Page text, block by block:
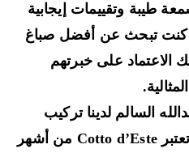
وتقييمات إيجابية
تبحث عن أفضل صباغ
على خبرتهم
لدينا تركيب
سيراميك Cotto d’Este: تعتبر Cotto d’Este من أشهر